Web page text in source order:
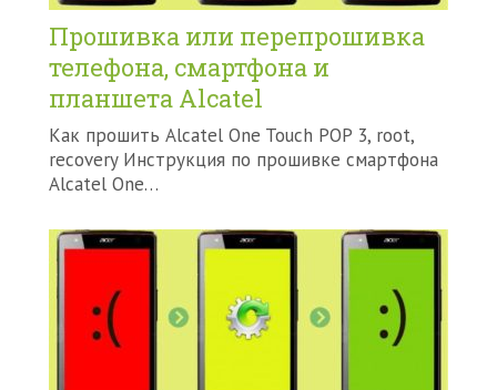
Прошивка или перепрошивка
телефона, смартфона и
планшета Alcatel
Как прошить Alcatel One Touch POP 3, root,
recovery Инструкция по прошивке смартфона
Alcatel One…